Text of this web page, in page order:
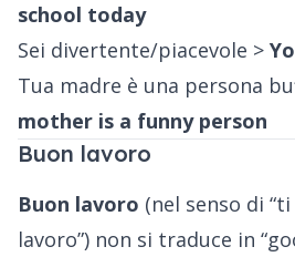
school today
Sei divertente/piacevole >
Tua madre è una persona
mother is a funny person
Buon lavoro
Buon lavoro (nel senso di
lavoro”) non si traduce in